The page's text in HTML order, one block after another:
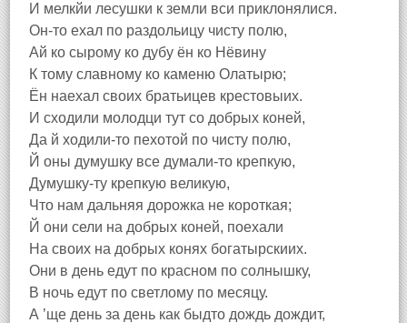
И мелкйи лесушки к земли вси приклонялися.
Он-то ехал по раздольицу чисту полю,
Ай ко сырому ко дубу ён ко Нёвину
К тому славному ко каменю Олатырю;
Ён наехал своих братьицев крестовыих.
И сходили молодци тут со добрых коней,
Да й ходили-то пехотой по чисту полю,
Й оны думушку все думали-то крепкую,
Думушку-ту крепкую великую,
Что нам дальняя дорожка не короткая;
Й они сели на добрых коней, поехали
На своих на добрых конях богатырскиих.
Они в день едут по красном по солнышку,
В ночь едут по светлому по месяцу.
А ’ще день за день как быдто дождь дождит,